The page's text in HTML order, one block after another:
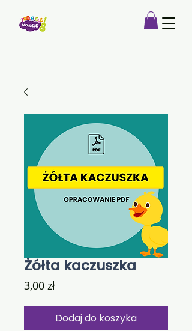
Żółta kaczuszka
3,00 złCena
Dodaj do koszyka